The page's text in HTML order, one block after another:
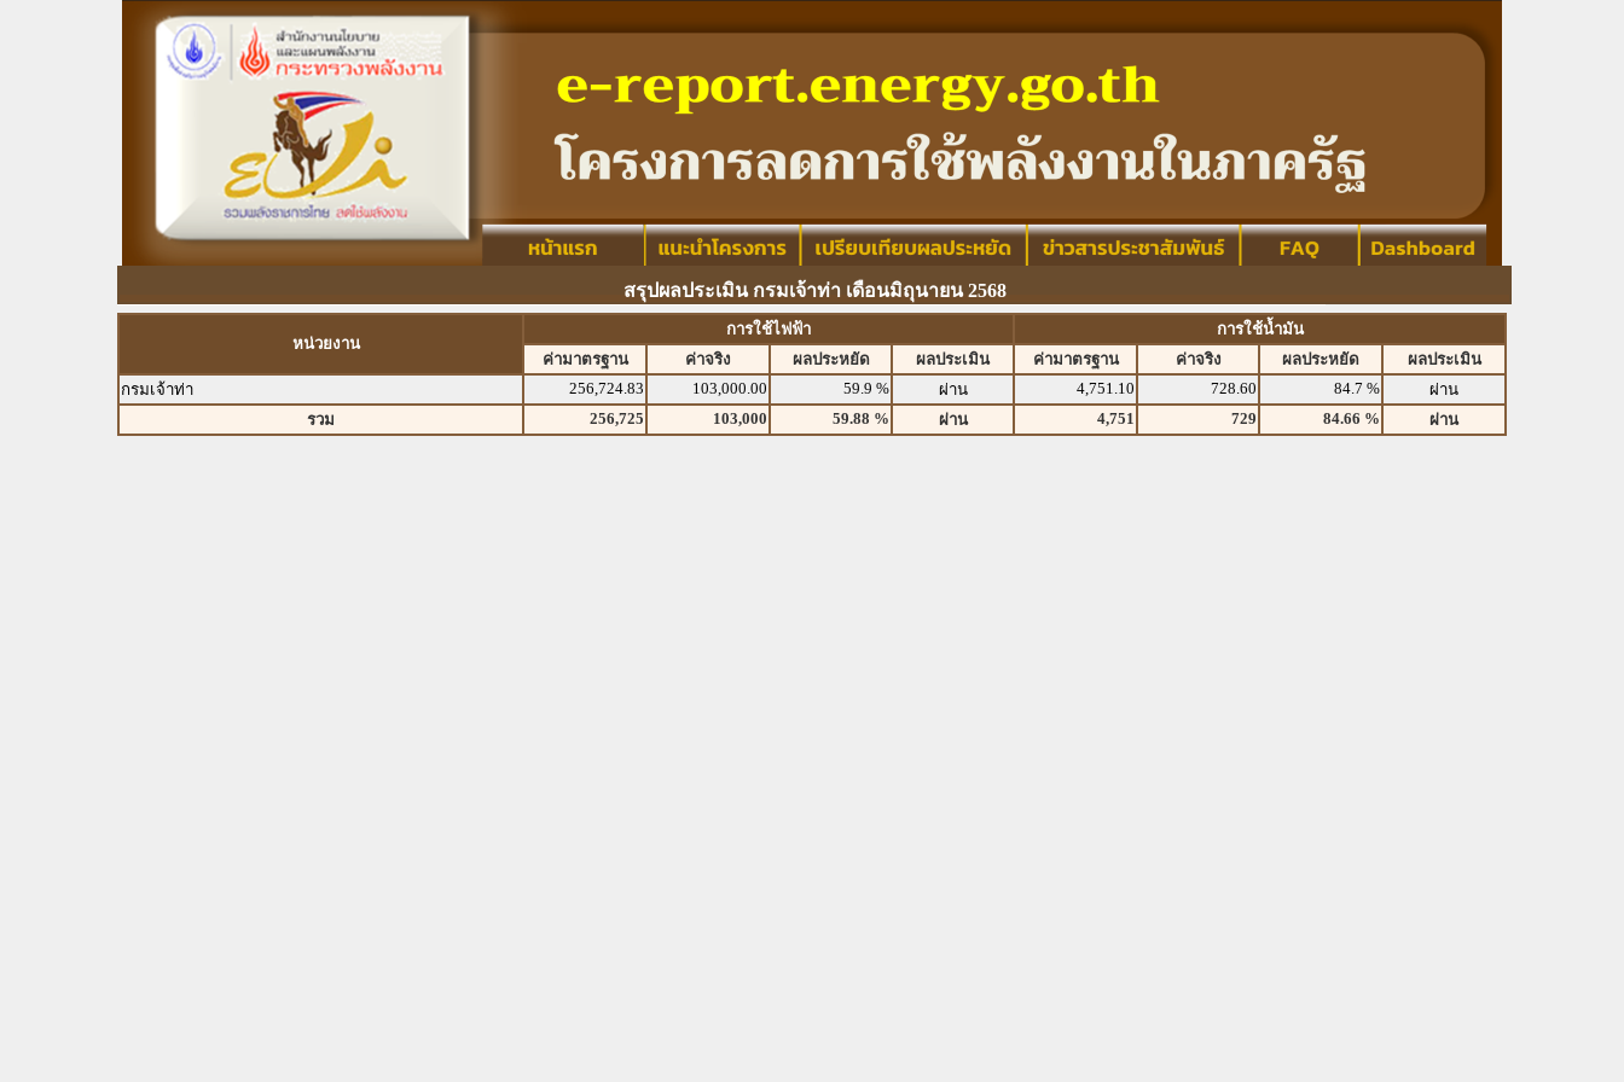
สรุปผลประเมิน กรมเจ้าท่า เดือนมิถุนายน 2568
หน่วยงาน
การใช้ไฟฟ้า
การใช้น้ำมัน
ค่ามาตรฐาน
ค่าจริง ผลประหยัด ผลประเมิน ค่ามาตรฐาน ค่าจริง ผลประหยัด
ผลประเมิน
กรมเจ้าท่า
256,724.83 103,000.00 59.9 % ผ่าน 4,751.10 728.60 84.7 %
ผ่าน
รวม
256,725 103,000 59.88 % ผ่าน 4,751 729 84.66 % ผ่าน